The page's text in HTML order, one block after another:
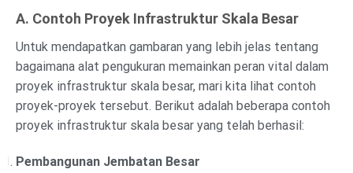
A. Contoh Proyek Infrastruktur Skala Besar
Untuk mendapatkan gambaran yang lebih jelas tentang
bagaimana alat pengukuran memainkan peran vital dalam
proyek infrastruktur skala besar, mari kita lihat contoh
proyek-proyek tersebut. Berikut adalah beberapa contoh
proyek infrastruktur skala besar yang telah berhasil:
Pembangunan Jembatan Besar